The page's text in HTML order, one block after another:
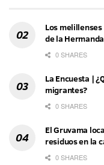
Los
de la
0 SHARES
La Encuesta |
migrantes?
0 SHARES
El Gruvama
residuos en la
0 SHARES